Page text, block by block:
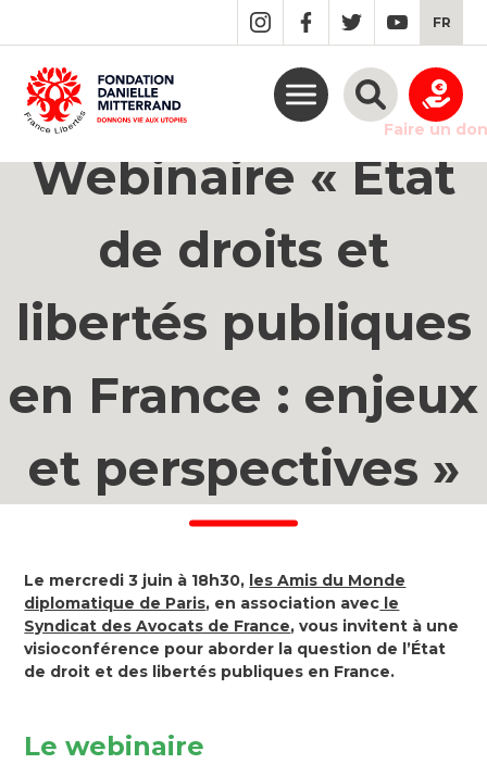
MAIN
CONTENT
FR
Faire un don
Webinaire « État
de droits et
libertés publiques
en France : enjeux
et perspectives »
Le mercredi 3 juin à 18h30, les Amis du Monde
diplomatique de Paris, en association avec le
Syndicat des Avocats de France, vous invitent à une
visioconférence pour aborder la question de l’État
de droit et des libertés publiques en France.
Le webinaire